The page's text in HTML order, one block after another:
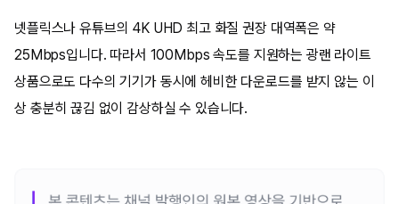
넷플릭스나 유튜브의 4K UHD 최고 화질 권장 대역폭은 약
25Mbps입니다. 따라서 100Mbps 속도를 지원하는 광랜 라이트
상품으로도 다수의 기기가 동시에 헤비한 다운로드를 받지 않는 이
상 충분히 끊김 없이 감상하실 수 있습니다.